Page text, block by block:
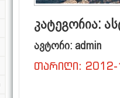
კატეგორია:
ავტორი: admin
თარიღი: